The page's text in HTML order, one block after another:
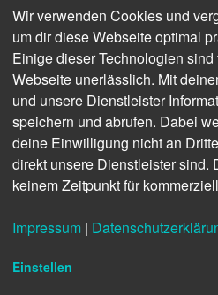
Betriebs- und
III. Finanzanlagen
1.
Anteile an verbundenen
Unternehmen
2.
Ausleihungen an verbundene
Unternehmen
Beteiligungen
4.
Ausleihungen an Unternehmen, mit
denen ein
Beteiligungsverhältnis besteht
B. Umlaufvermögen
Wir verwenden Cookies und
um dir diese Webseite optimal
Einige dieser Technologien
Webseite unerlässlich. Mit
und unsere Dienstleister
speichern und abrufen. Dabei
deine Einwilligung nicht an
direkt unsere Dienstleister sind.
keinem Zeitpunkt für
Impressum |
Einstellen